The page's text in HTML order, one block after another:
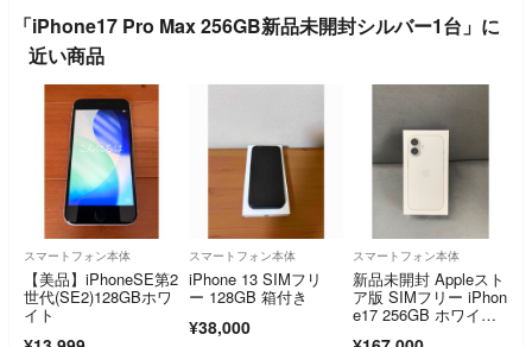
「iPhone17 Pro Max 256GB新品未開封シルバー1台」に
近い商品
スマートフォン本体
【美品】iPhoneSE第2
世代(SE2)128GBホワ
イト
スマートフォン本体
iPhone 13 SIMフリ
ー 128GB 箱付き
¥38,000
スマートフォン本体
新品未開封 Appleスト
ア版 SIMフリー iPhon
e17 256GB ホワイト